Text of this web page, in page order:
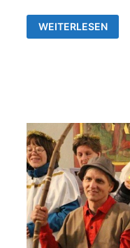
EINLADUNG
ZUR
WEITERLESEN